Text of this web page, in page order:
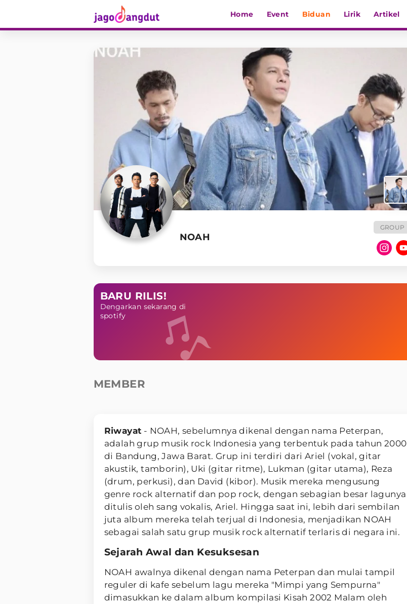
Home Event Biduan Lirik Artikel
NOAH
GROUP
BARU RILIS!
Dengarkan sekarang di
spotify
MEMBER
Riwayat - NOAH, sebelumnya dikenal dengan nama Peterpan,
adalah grup musik rock Indonesia yang terbentuk pada tahun 2000
di Bandung, Jawa Barat. Grup ini terdiri dari Ariel (vokal, gitar
akustik, tamborin), Uki (gitar ritme), Lukman (gitar utama), Reza
(drum, perkusi), dan David (kibor). Musik mereka mengusung
genre rock alternatif dan pop rock, dengan sebagian besar lagunya
ditulis oleh sang vokalis, Ariel. Hingga saat ini, lebih dari sembilan
juta album mereka telah terjual di Indonesia, menjadikan NOAH
sebagai salah satu grup musik rock alternatif terlaris di negara ini.
Sejarah Awal dan Kesuksesan
NOAH awalnya dikenal dengan nama Peterpan dan mulai tampil
reguler di kafe sebelum lagu mereka "Mimpi yang Sempurna"
dimasukkan ke dalam album kompilasi Kisah 2002 Malam oleh